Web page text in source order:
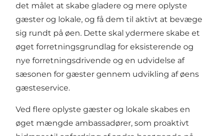
det målet at skabe gladere og mere oplyste
gæster og lokale, og få dem til aktivt at bevæge
sig rundt på øen. Dette skal ydermere skabe et
øget forretningsgrundlag for eksisterende og
nye forretningsdrivende og en udvidelse af
sæsonen for gæster gennem udvikling af øens
gæsteservice.
Ved flere oplyste gæster og lokale skabes en
øget mængde ambassadører, som proaktivt